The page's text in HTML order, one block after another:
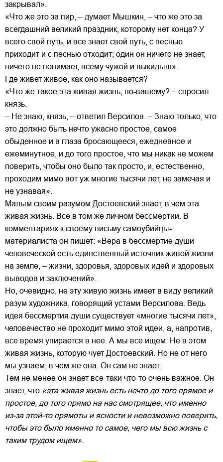
закрывал».
«Что же это за пир, – думает Мышкин, – что же это за
всегдашний великий праздник, которому нет конца? У
всего свой путь, и все знает свой путь, с песнью
приходит и с песнью отходит; один он ничего не знает,
ничего не понимает, всему чужой и выкидыш».
Где живет живое, как оно называется?
«Что же такое эта живая жизнь, по-вашему? – спросил
князь.
– Не знаю, князь, – ответил Версилов. – Знаю только, что
это должно быть нечто ужасно простое, самое
обыденное и в глаза бросающееся, ежедневное и
ежеминутное, и до того простое, что мы никак не можем
поверить, чтобы оно было так просто, и, естественно,
проходим мимо вот уж многие тысячи лет, не замечая и
не узнавая».
Малым своим разумом Достоевский знает, в чем эта
живая жизнь. Все в том же личном бессмертии. В
комментариях к своему письму самоубийцы-
материалиста он пишет: «Вера в бессмертие души
человеческой есть единственный источник живой жизни
на земле, – жизни, здоровья, здоровых идей и здоровых
выводов и заключений».
Но, очевидно, не эту живую жизнь имеет в виду великий
разум художника, говорящий устами Версилова. Ведь
идея бессмертия души существует «многие тысячи лет»,
человечество не проходит мимо этой идеи, а, напротив,
все время упирается в нее. А мы все ищем. Не в этом
живая жизнь, которую чует Достоевский. Но не от него
мы узнаем, в чем же она. Он сам не знает.
Тем не менее он знает все-таки что-то очень важное. Он
знает, что «эта живая жизнь есть нечто до того прямое и
простое, до того прямо на нас смотрящее, что именно
из-за этой-то прямоты и ясности и невозможно поверить,
чтобы это было именно то самое, чего мы всю жизнь с
таким трудом ищем».